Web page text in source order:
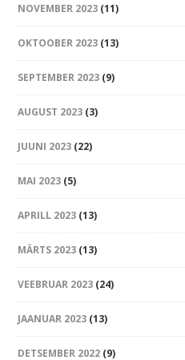
NOVEMBER 2023 (11)
OKTOOBER 2023 (13)
SEPTEMBER 2023 (9)
AUGUST 2023 (3)
JUUNI 2023 (22)
MAI 2023 (5)
APRILL 2023 (13)
MÄRTS 2023 (13)
VEEBRUAR 2023 (24)
JAANUAR 2023 (13)
DETSEMBER 2022 (9)